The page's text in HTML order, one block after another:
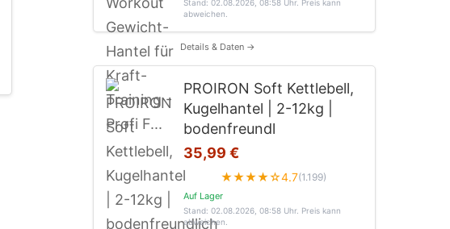
Stand: 02.08.2026, 08:58 Uhr. Preis kann
abweichen.
Details & Daten →
PROIRON Soft Kettlebell,
Kugelhantel | 2-12kg |
bodenfreundl
35,99 €
★★★★☆4.7(1.199)
Auf Lager
Stand: 02.08.2026, 08:58 Uhr. Preis kann
abweichen.